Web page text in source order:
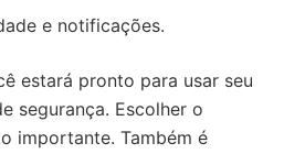
e notificações.
estará pronto para usar seu
segurança. Escolher o
importante. Também é